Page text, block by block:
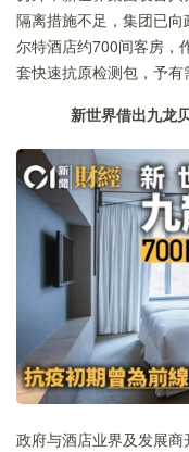
隔离措施不足，集团已
尔特酒店约700间客房，
套快速抗原检测包，予有
新世界借出九龙
政府与酒店业界及发展